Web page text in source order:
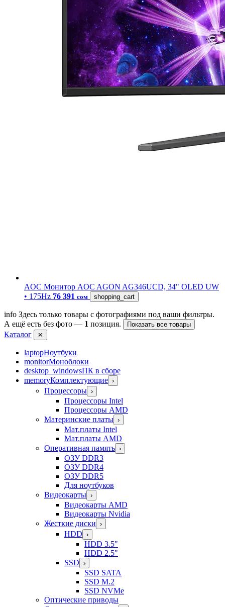
AOC Монитор AOC AGON AG346UCD, 34" OLED UW
• 175Hz 76 391 сом shopping_cart
info Здесь только товары с фотографиями под ваши фильтры.
А ещё есть без фото — 1 позиция. Показать все товары
Каталог ✕
laptopНоутбуки
monitorМоноблоки
desktop_windowsПК в сборе
memoryКомплектующие ›
Процессоры ›
Процессоры Intel
Процессоры AMD
Материнские платы ›
Мат.платы Intel
Мат.платы AMD
Оперативная память ›
ОЗУ DDR3
ОЗУ DDR4
ОЗУ DDR5
Для ноутбуков
Видеокарты ›
Видеокарты AMD
Видеокарты Nvidia
Жесткие диски ›
HDD ›
HDD 3.5"
HDD 2.5"
SSD ›
SSD SATA
SSD M.2
SSD NVMe
Оптические приводы